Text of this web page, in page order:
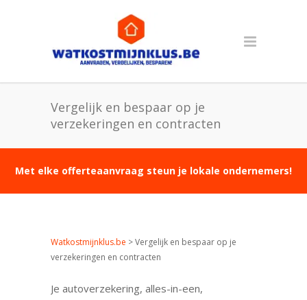
Vergelijk en bespaar op je
verzekeringen en contracten
Met elke offerteaanvraag steun je lokale ondernemers!
Watkostmijnklus.be >Vergelijk en bespaar op je
verzekeringen en contracten
Je autoverzekering, alles-in-een,